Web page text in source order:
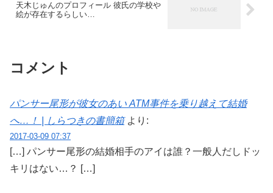
天木じゅんのプロフィール 彼氏の学校や
絵が存在するらしい…
コメント
パンサー尾形が彼女のあい ATM事件を乗り越えて結婚
へ…！ | しらつきの書簡箱 より:
2017-03-09 07:37
[…] パンサー尾形の結婚相手のアイは誰？一般人だしドッ
キリはない…？ […]